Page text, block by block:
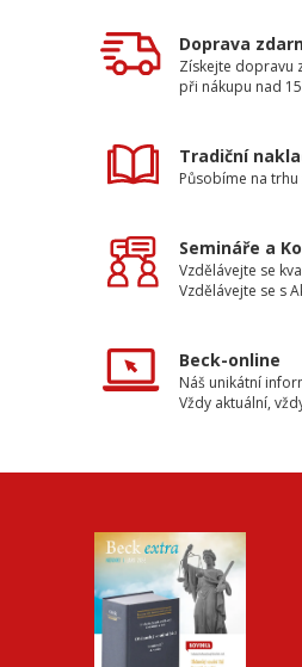
Doprava
Získejte dopravu
při nákupu nad
Tradiční
Působíme na
Semináře a
Vzdělávejte se
Vzdělávejte se s
Beck-online
Náš unikátní
Vždy aktuální,